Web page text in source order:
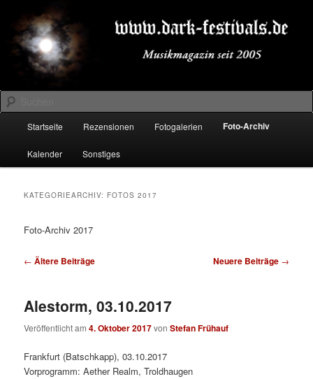
primären
Inhalt
springen
sekundären
Inhalt
springenDARK-FESTIVALS.DE
Suchen
Startseite Rezensionen Fotogalerien Foto-Archiv
Kalender Sonstiges
KATEGORIEARCHIV: FOTOS 2017
Foto-Archiv 2017
Beitragsnavigation
← Ältere Beiträge Neuere Beiträge →
Alestorm, 03.10.2017
Veröffentlicht am4. Oktober 2017vonStefan Frühauf
Frankfurt (Batschkapp), 03.10.2017
Vorprogramm: Aether Realm, Troldhaugen